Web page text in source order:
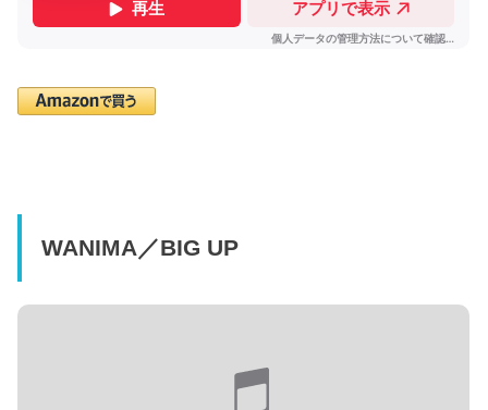
WANIMA／BIG UP